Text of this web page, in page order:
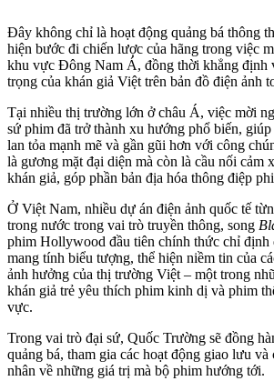
Đây không chỉ là hoạt động quảng bá thông
hiện bước đi chiến lược của hãng trong việc
khu vực Đông Nam Á, đồng thời khẳng định
trọng của khán giả Việt trên bản đồ điện ảnh
Tại nhiều thị trường lớn ở châu Á, việc mời
sứ phim đã trở thành xu hướng phổ biến,
lan tỏa mạnh mẽ và gần gũi hơn với công
là gương mặt đại diện mà còn là cầu nối cảm
khán giả, góp phần bản địa hóa thông điệp
Ở Việt Nam, nhiều dự án điện ảnh quốc tế
trong nước trong vai trò truyền thông, song
phim Hollywood đầu tiên chính thức chỉ định
mang tính biểu tượng, thể hiện niềm tin của
ảnh hưởng của thị trường Việt – một trong
khán giả trẻ yêu thích phim kinh dị và phim
vực.
Trong vai trò đại sứ, Quốc Trường sẽ đồng
quảng bá, tham gia các hoạt động giao lưu và
nhân về những giá trị mà bộ phim hướng tới.